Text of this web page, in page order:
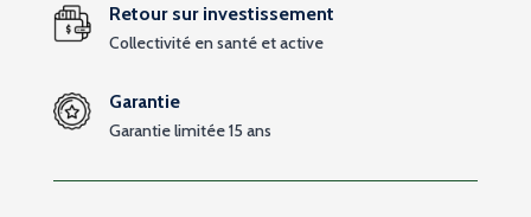
Retour sur investissement
Collectivité en santé et active
Garantie
Garantie limitée 15 ans